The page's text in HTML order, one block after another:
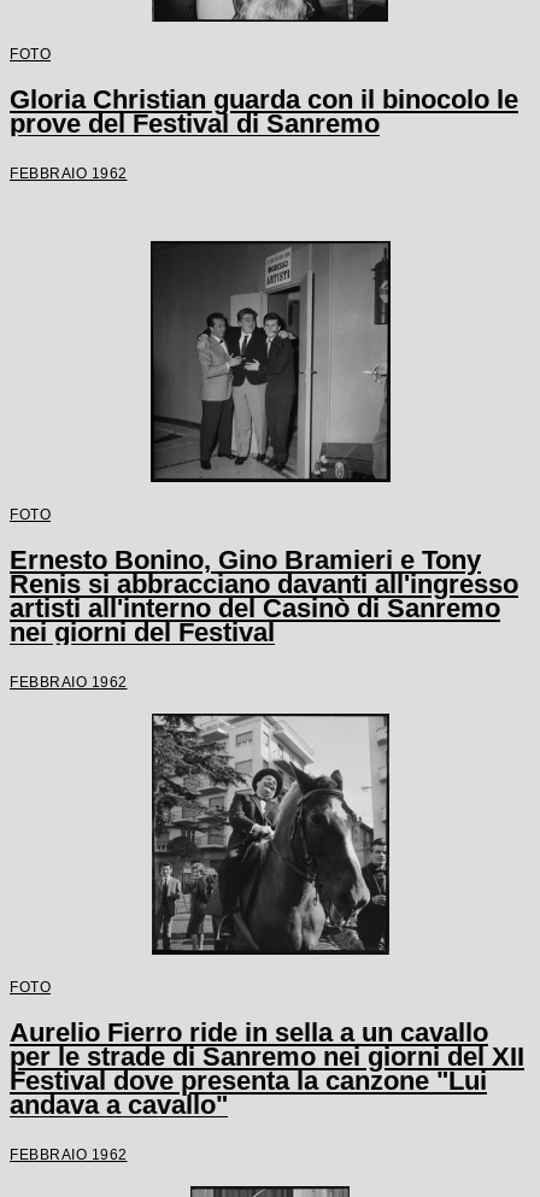
FOTO
Gloria Christian guarda con il binocolo le
prove del Festival di Sanremo
FEBBRAIO 1962
FOTO
Ernesto Bonino, Gino Bramieri e Tony
Renis si abbracciano davanti all'ingresso
artisti all'interno del Casinò di Sanremo
nei giorni del Festival
FEBBRAIO 1962
FOTO
Aurelio Fierro ride in sella a un cavallo
per le strade di Sanremo nei giorni del XII
Festival dove presenta la canzone "Lui
andava a cavallo"
FEBBRAIO 1962